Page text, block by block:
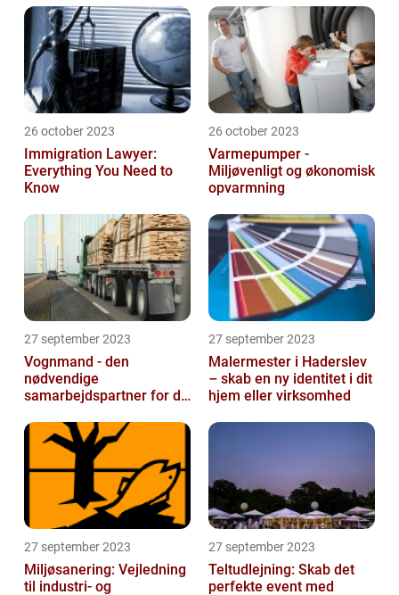
26 october 2023
Immigration Lawyer:
Everything You Need to
Know
26 october 2023
Varmepumper -
Miljøvenligt og økonomisk
opvarmning
27 september 2023
Vognmand - den
nødvendige
samarbejdspartner for dit
27 september 2023
Malermester i Haderslev
– skab en ny identitet i dit
hjem eller virksomhed
27 september 2023
Miljøsanering: Vejledning
til industri- og
27 september 2023
Teltudlejning: Skab det
perfekte event med